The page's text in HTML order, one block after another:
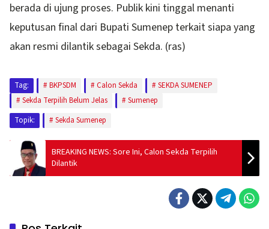
berada di ujung proses. Publik kini tinggal menanti
keputusan final dari Bupati Sumenep terkait siapa yang
akan resmi dilantik sebagai Sekda. (ras)
Tag: BKPSDM Calon Sekda
SEKDA SUMENEP
Sekda Terpilih Belum Jelas
Sumenep
Topik:
Sekda Sumenep
BREAKING NEWS: Sore Ini, Calon Sekda Terpilih
Dilantik